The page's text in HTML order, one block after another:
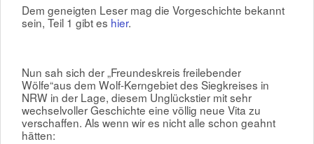
Dem geneigten Leser mag die Vorgeschichte bekannt
sein, Teil 1 gibt es hier.
Nun sah sich der „Freundeskreis freilebender
Wölfe“aus dem Wolf-Kerngebiet des Siegkreises in
NRW in der Lage, diesem Unglückstier mit sehr
wechselvoller Geschichte eine völlig neue Vita zu
verschaffen. Als wenn wir es nicht alle schon geahnt
hätten: